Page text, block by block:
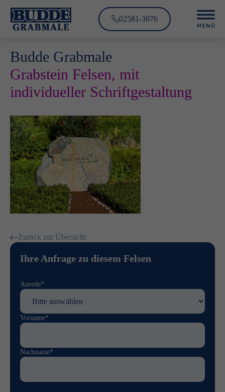
02581-3076
Budde Grabmale
Grabstein Felsen, mit
individueller Schriftgestaltung
Zurück zur Übersicht
Ihre Anfrage zu diesem Felsen
Anrede*
Vorname*
Nachname*